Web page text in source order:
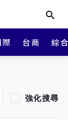
際 台商 綜
強化搜尋